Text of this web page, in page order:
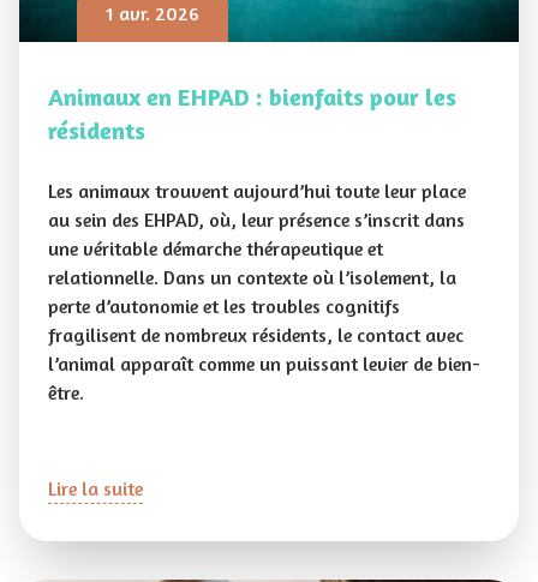
1 avr. 2026
Animaux en EHPAD : bienfaits pour les
résidents
Les animaux trouvent aujourd’hui toute leur place
au sein des EHPAD, où, leur présence s’inscrit dans
une véritable démarche thérapeutique et
relationnelle. Dans un contexte où l’isolement, la
perte d’autonomie et les troubles cognitifs
fragilisent de nombreux résidents, le contact avec
l’animal apparaît comme un puissant levier de bien-
être.
Lire la suite